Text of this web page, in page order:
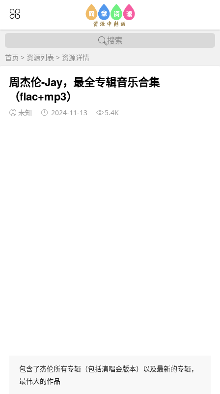
搜索
首页 > 资源列表 > 资源详情
周杰伦-Jay，最全专辑音乐合集
（flac+mp3）
未知 2024-11-13 5.4K
包含了杰伦所有专辑（包括演唱会版本）以及最新的专辑，
最伟大的作品